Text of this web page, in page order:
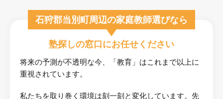
石狩郡当別町周辺の家庭教師選びなら
塾探しの窓口にお任せください
将来の予測が不透明な今、「教育」はこれまで以上に
重視されています。
私たちを取り巻く環境は刻一刻と変化しています。先